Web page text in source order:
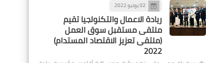
02 يونيو 2022
ريادة الاعمال والتكنولجيا تقيم
ملتقى مستقبل سوق العمل
(ملتقى تعزيز الاقتصاد المستدام)
2022